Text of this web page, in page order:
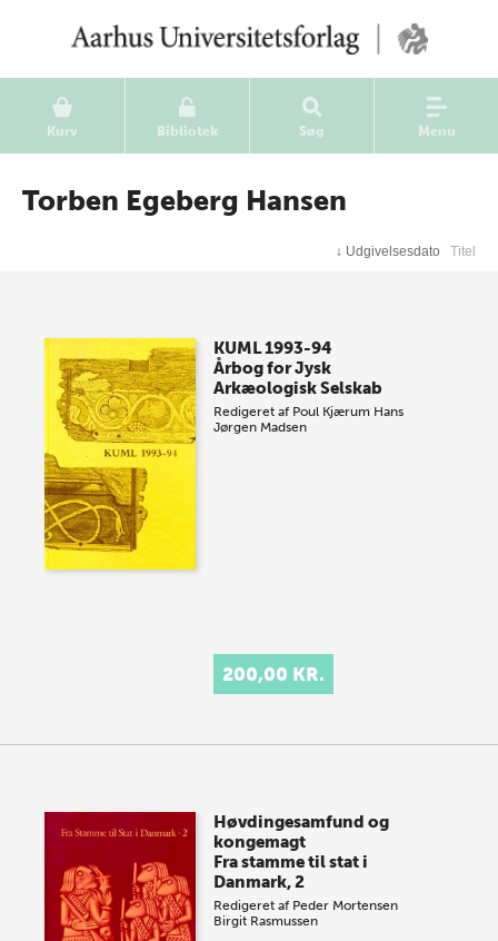
Kurv Bibliotek Søg Menu
Torben Egeberg Hansen
↓ Udgivelsesdato Titel
KUML 1993-94
Årbog for Jysk
Arkæologisk Selskab
Redigeret af Poul Kjærum Hans
Jørgen Madsen
200,00 KR.
Høvdingesamfund og
kongemagt
Fra stamme til stat i
Danmark, 2
Redigeret af Peder Mortensen
Birgit Rasmussen